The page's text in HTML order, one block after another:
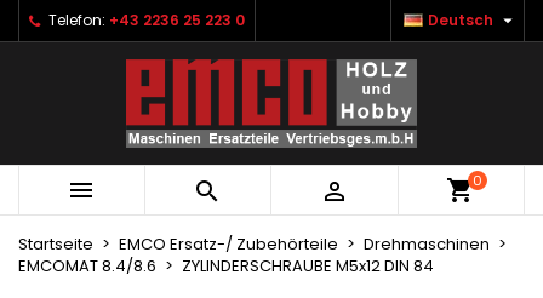
Telefon: +43 2236 25 223 0 Deutsch 
   0
Startseite EMCO Ersatz-/ Zubehörteile
Drehmaschinen
EMCOMAT 8.4/8.6
ZYLINDERSCHRAUBE M5x12 DIN 84
Ihre Wunschlisten ×
Neue Liste anlegen
Wunschliste erstellen ×
Name der Wunschliste
Abbrechen Wunschliste erstellen
Anmelden ×
Sie müssen angemeldet sein, um Artikel Ihrer
Wunschliste hinzufügen zu können.
Abbrechen Anmelden